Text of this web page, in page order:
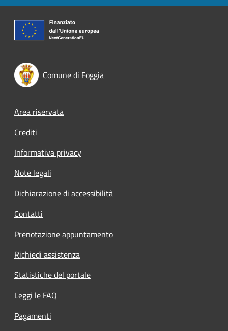
Comune di Foggia
Footer menu
Area riservata
Crediti
Informativa privacy
Note legali
Dichiarazione di accessibilità
Contatti
Prenotazione appuntamento
Richiedi assistenza
Statistiche del portale
Leggi le FAQ
Pagamenti